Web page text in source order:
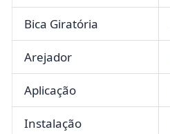
Bica Giratória
Arejador
Aplicação
Instalação